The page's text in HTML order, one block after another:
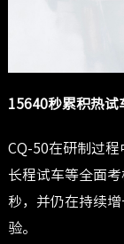
15640秒累积热试
CQ-50在研制过程
长程试车等全面
秒，并仍在持续
验。